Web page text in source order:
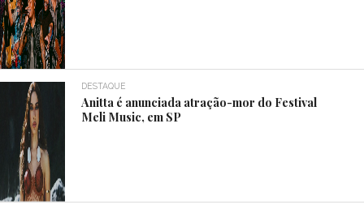
DESTAQUE
Anitta é anunciada atração-mor do Festival
Meli Music, em SP